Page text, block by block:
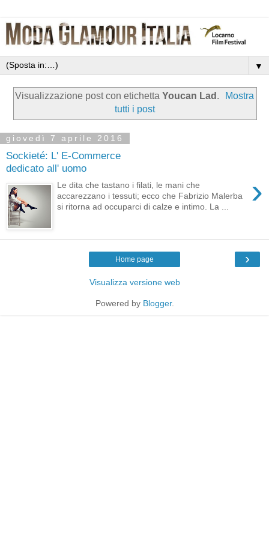
▼
Visualizzazione post con etichetta Youcan Lad .
Mostra
tutti i post
giovedì 7 aprile 2016
Sockieté: L' E-Commerce
dedicato all' uomo
›
Le dita che tastano i filati, le mani che
accarezzano i tessuti; ecco che Fabrizio Malerba
si ritorna ad occuparci di calze e intimo. La ...
›
Home page
Visualizza versione web
Powered by Blogger.